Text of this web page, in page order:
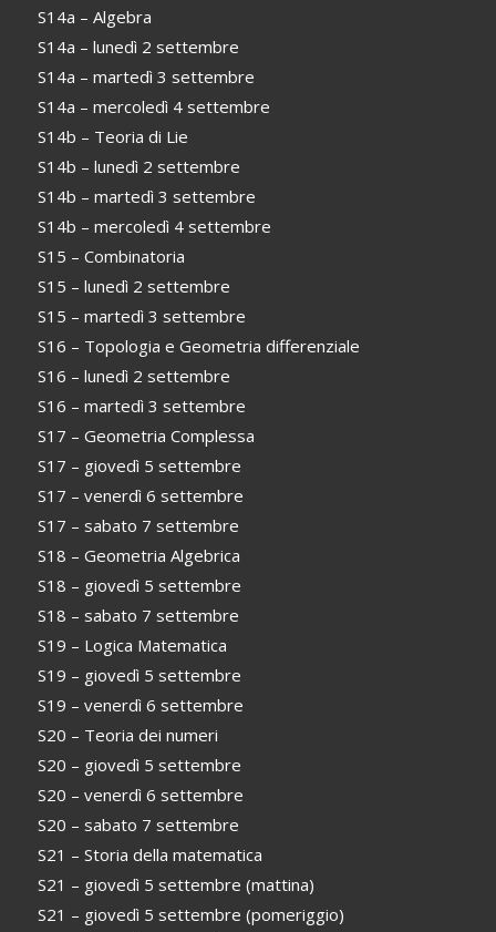
S14a – Algebra
S14a – lunedì 2 settembre
S14a – martedì 3 settembre
S14a – mercoledì 4 settembre
S14b – Teoria di Lie
S14b – lunedì 2 settembre
S14b – martedì 3 settembre
S14b – mercoledì 4 settembre
S15 – Combinatoria
S15 – lunedì 2 settembre
S15 – martedì 3 settembre
S16 – Topologia e Geometria differenziale
S16 – lunedì 2 settembre
S16 – martedì 3 settembre
S17 – Geometria Complessa
S17 – giovedì 5 settembre
S17 – venerdì 6 settembre
S17 – sabato 7 settembre
S18 – Geometria Algebrica
S18 – giovedì 5 settembre
S18 – sabato 7 settembre
S19 – Logica Matematica
S19 – giovedì 5 settembre
S19 – venerdì 6 settembre
S20 – Teoria dei numeri
S20 – giovedì 5 settembre
S20 – venerdì 6 settembre
S20 – sabato 7 settembre
S21 – Storia della matematica
S21 – giovedì 5 settembre (mattina)
S21 – giovedì 5 settembre (pomeriggio)